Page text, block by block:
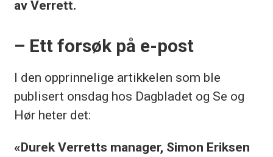
av Verrett.
– Ett forsøk på e-post
I den opprinnelige artikkelen som ble
publisert onsdag hos Dagbladet og Se og
Hør heter det:
«Durek Verretts manager, Simon Eriksen